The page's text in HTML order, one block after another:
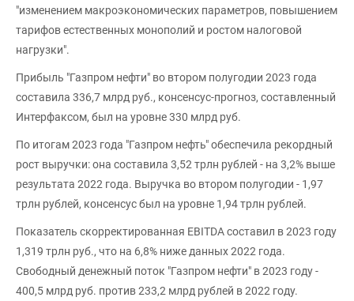
"изменением макроэкономических параметров, повышением
тарифов естественных монополий и ростом налоговой
нагрузки".
Прибыль "Газпром нефти" во втором полугодии 2023 года
составила 336,7 млрд руб., консенсус-прогноз, составленный
Интерфаксом, был на уровне 330 млрд руб.
По итогам 2023 года "Газпром нефть" обеспечила рекордный
рост выручки: она составила 3,52 трлн рублей - на 3,2% выше
результата 2022 года. Выручка во втором полугодии - 1,97
трлн рублей, консенсус был на уровне 1,94 трлн рублей.
Показатель скорректированная EBITDA составил в 2023 году
1,319 трлн руб., что на 6,8% ниже данных 2022 года.
Свободный денежный поток "Газпром нефти" в 2023 году -
400,5 млрд руб. против 233,2 млрд рублей в 2022 году.